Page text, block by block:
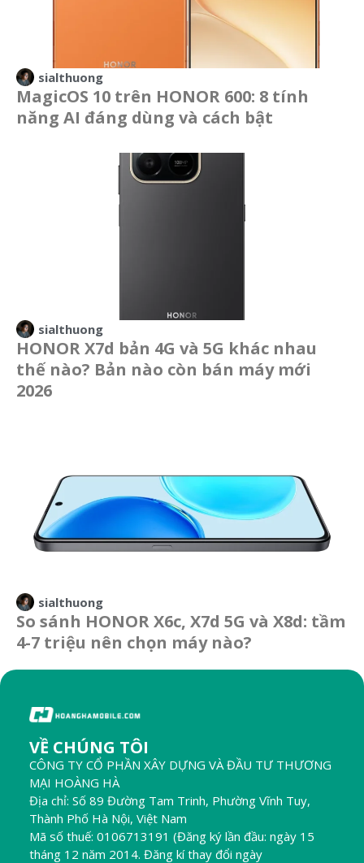
sialthuong
MagicOS 10 trên HONOR 600: 8 tính
năng AI đáng dùng và cách bật
sialthuong
HONOR X7d bản 4G và 5G khác nhau
thế nào? Bản nào còn bán máy mới
2026
sialthuong
So sánh HONOR X6c, X7d 5G và X8d: tầm
4-7 triệu nên chọn máy nào?
VỀ CHÚNG TÔI
CÔNG TY CỔ PHẦN XÂY DỰNG VÀ ĐẦU TƯ THƯƠNG
MẠI HOÀNG HÀ
Địa chỉ: Số 89 Đường Tam Trinh, Phường Vĩnh Tuy,
Thành Phố Hà Nội, Việt Nam
Mã số thuế: 0106713191 (Đăng ký lần đầu: ngày 15
tháng 12 năm 2014. Đăng kí thay đổi ngày